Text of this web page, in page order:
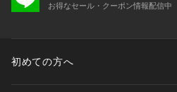
お得なセール・クーポン情報配信中
初めての方へ